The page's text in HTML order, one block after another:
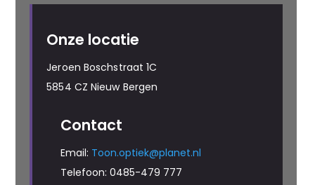
Onze locatie
Jeroen Boschstraat 1C
5854 CZ Nieuw Bergen
Contact
Email: Toon.optiek@planet.nl
Telefoon: 0485-479 777